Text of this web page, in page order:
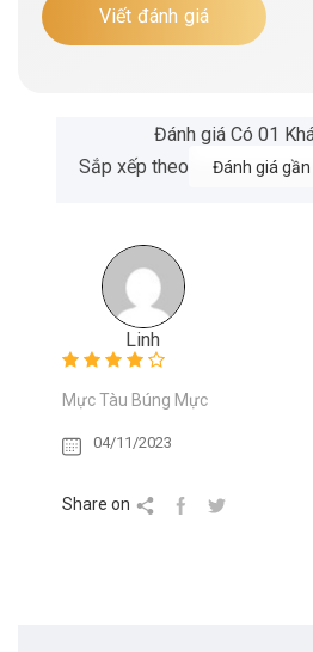
Viết đánh giá
Đánh giá Có 01
Sắp xếp theo
Linh
Mực Tàu Búng Mực
04/11/2023
Share on